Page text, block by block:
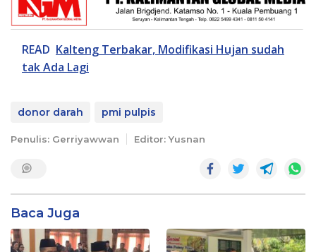
READ Kalteng Terbakar, Modifikasi Hujan sudah
tak Ada Lagi
donor darah pmi pulpis
Penulis: Gerriyawwan Editor: Yusnan
Baca Juga